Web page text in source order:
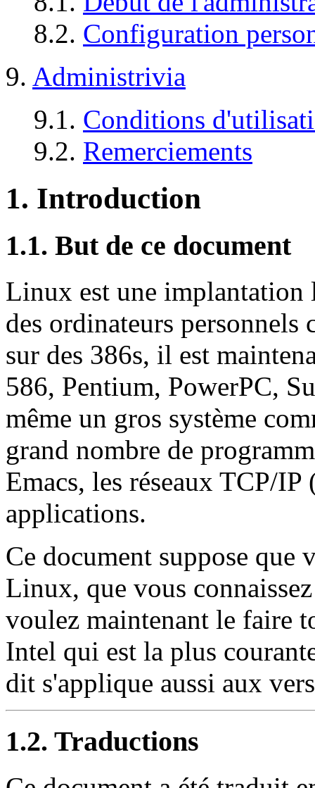
8.2. Configuration
9. Administrivia
9.1. Conditions
9.2. Remerciements
1. Introduction
1.1. But de ce document
Linux est une
des ordinateurs
sur des 386s, il est
586, Pentium, PowerPC,
même un gros système
grand nombre de
Emacs, les réseaux TCP/
applications.
Ce document suppose que
Linux, que vous
voulez maintenant le faire
Intel qui est la plus
dit s'applique aussi aux
1.2. Traductions